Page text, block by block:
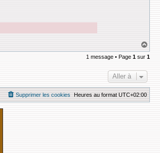
a
u
1 message • Page 1 sur 1
Aller à
Heures au format UTC+02:00
Supprimer les cookies